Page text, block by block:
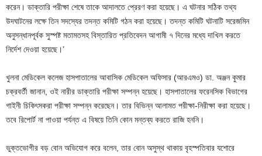
করেন। ডাক্তারি পরীক্ষা শেষে তাকে আদালতে প্রেরণ করা হয়েছে। এ ঘটনার সঠিক তথ্য
উদঘাটনের লক্ষে তিন সদস্যের তদন্ত কমিটি গঠন করা হয়েছে। তদন্ত কমিটি ঘটনাটি সরেজমিন
অনুসন্ধানপূর্বক সুস্পষ্ট মতামতসহ বিস্তারিত প্রতিবেদন আগামী ৭ দিনের মধ্যে দাখিল করতে
নির্দেশ দেওয়া হয়েছে।’
খুলনা মেডিকেল কলেজ হাসপাতালের আবাসিক মেডিকেল অফিসার (আরএমও) ডা. অঞ্জন কুমার
চক্রবর্তী জানান, ওই নারীর ডাক্তারি পরীক্ষা সম্পন্ন হয়েছে। হাসপাতালের ফরেনসিক বিভাগের
গাইনী চিকিৎসকরা পরীক্ষা সম্পন্ন করেছেন। তার বিভিন্ন আলামত পরীক্ষা-নিরীক্ষা করা হয়েছে।
তবে রিপোর্ট না পাওয়া পর্যন্ত এ বিষয়ে তিনি কোন মন্তব্য করতে রাজি হননি।
ভুক্তভোগীর বড় বোন অভিযোগ করে বলেন, তার বোন অসুস্থ থাকায় বৃহস্পতিবার যশোরে